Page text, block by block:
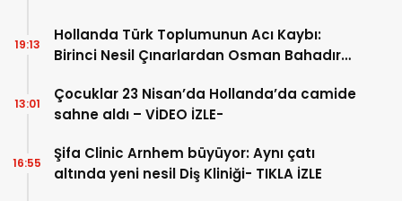
Hollanda Türk Toplumunun Acı Kaybı:
Birinci Nesil Çınarlardan Osman Bahadır
19:13
Çocuklar 23 Nisan’da Hollanda’da camide
sahne aldı – VİDEO İZLE-
13:01
Şifa Clinic Arnhem büyüyor: Aynı çatı
altında yeni nesil Diş Kliniği- TIKLA İZLE
16:55